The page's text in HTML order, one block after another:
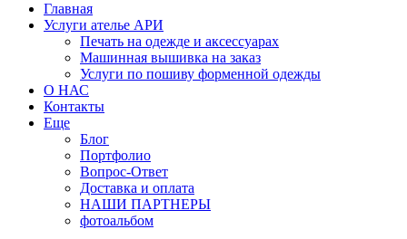
Главная
Услуги ателье АРИ
Печать на одежде и аксессуарах
Машинная вышивка на заказ
Услуги по пошиву форменной одежды
О НАС
Контакты
Еще
Блог
Портфолио
Вопрос-Ответ
Доставка и оплата
НАШИ ПАРТНЕРЫ
фотоальбом